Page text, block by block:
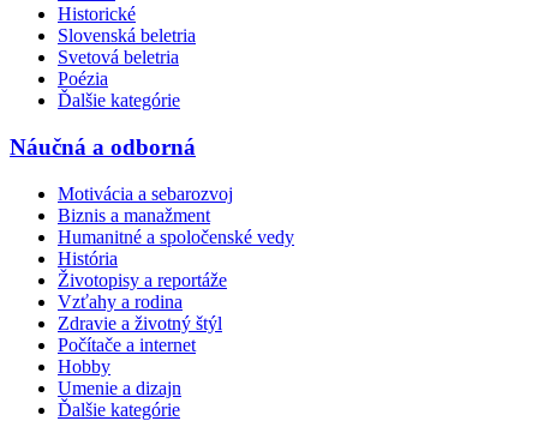
Historické
Slovenská beletria
Svetová beletria
Poézia
Ďalšie kategórie
Náučná a odborná
Motivácia a sebarozvoj
Biznis a manažment
Humanitné a spoločenské vedy
História
Životopisy a reportáže
Vzťahy a rodina
Zdravie a životný štýl
Počítače a internet
Hobby
Umenie a dizajn
Ďalšie kategórie